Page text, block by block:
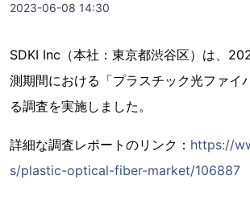
2023-06-08 14:30
SDKI Inc（本社：東京都渋谷区）は、
測期間における「プラスチック光ファイ
る調査を実施しました。
詳細な調査レポートのリンク： https://
s/plastic-optical-fiber-market/106887